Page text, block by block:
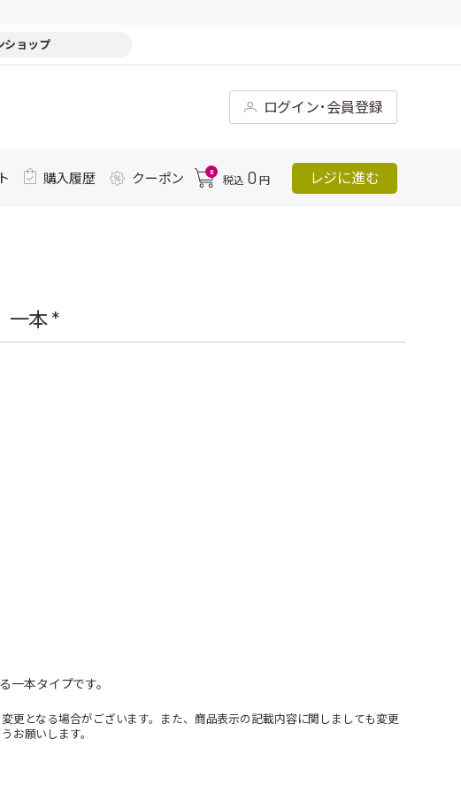
ショップ
ログイン･会員登録
購入履歴 クーポン 0
税込 0 円 レジに進む
本 *
一本タイプです。
となる場合がございます。また、商品表示の記載内容に関しましても変更
お願いします。